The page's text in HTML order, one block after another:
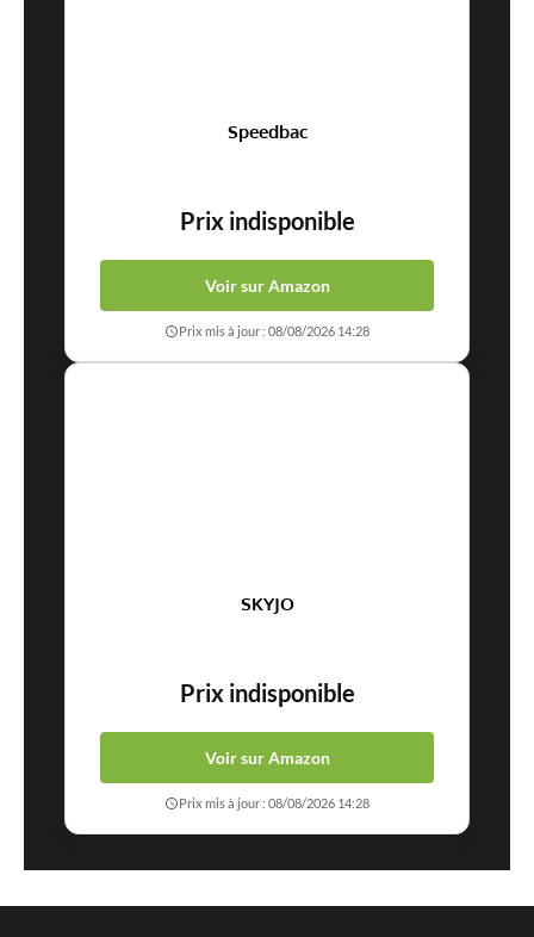
Speedbac
Prix indisponible
Voir sur Amazon
Prix mis à jour : 08/08/2026 14:28
SKYJO
Prix indisponible
Voir sur Amazon
Prix mis à jour : 08/08/2026 14:28